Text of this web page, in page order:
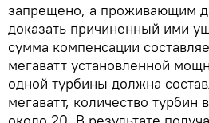
запрещено, а проживающим
доказать причиненный ими
сумма компенсации
мегаватт установленной
одной турбины должна
мегаватт, количество турбин